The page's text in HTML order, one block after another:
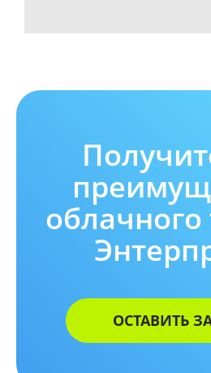
ОСТАВИТЬ